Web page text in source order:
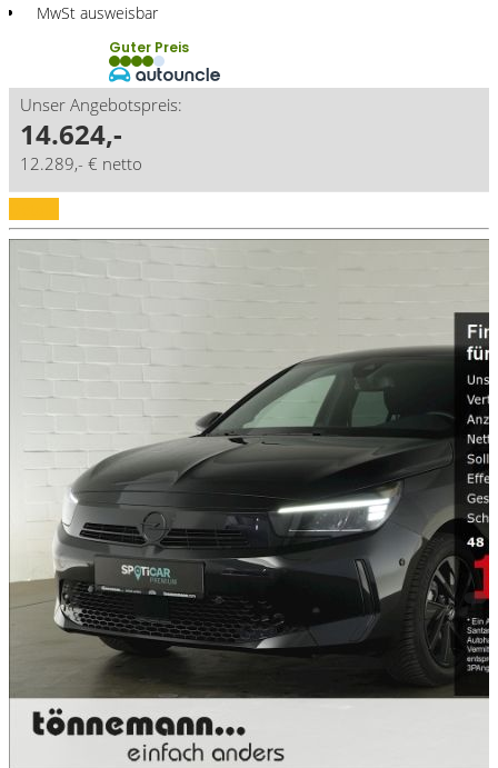
MwSt ausweisbar
Guter Preis
Unser Angebotspreis:
14.624,-
12.289,- € netto